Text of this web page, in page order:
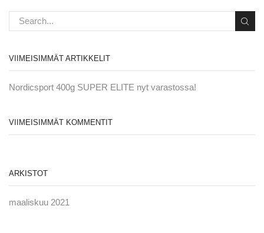
VIIMEISIMMÄT ARTIKKELIT
Nordicsport 400g SUPER ELITE nyt varastossa!
VIIMEISIMMÄT KOMMENTIT
ARKISTOT
maaliskuu 2021